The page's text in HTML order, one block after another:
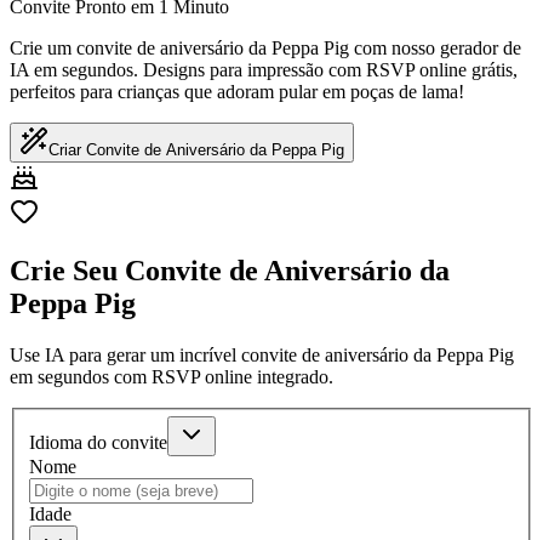
Convite Pronto em 1 Minuto
Crie um convite de aniversário da Peppa Pig com nosso gerador de
IA em segundos. Designs para impressão com RSVP online grátis,
perfeitos para crianças que adoram pular em poças de lama!
Criar Convite de Aniversário da Peppa Pig
Crie Seu Convite de Aniversário da
Peppa Pig
Use IA para gerar um incrível convite de aniversário da Peppa Pig
em segundos com RSVP online integrado.
Idioma do convite
Nome
Idade